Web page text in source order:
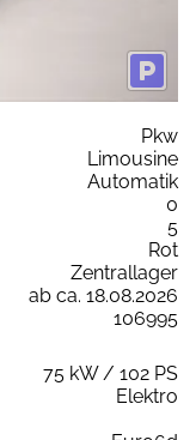
Pkw
Limousine
Automatik
0
5
Rot
Zentrallager
ab ca. 18.08.2026
106995
75 kW / 102 PS
Elektro